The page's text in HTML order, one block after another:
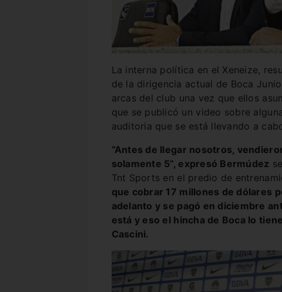
La interna política en el Xeneize,
de la dirigencia actual de Boca
arcas del club una vez que ellos
que se publicó un video sobre
auditoria que se está llevando a
“Antes de llegar nosotros,
solamente 5”, expresó Bermúdez
Tnt Sports en el predio de
que cobrar 17 millones de dólares
adelanto y se pagó en diciembre
está y eso el hincha de Boca lo
Cascini.